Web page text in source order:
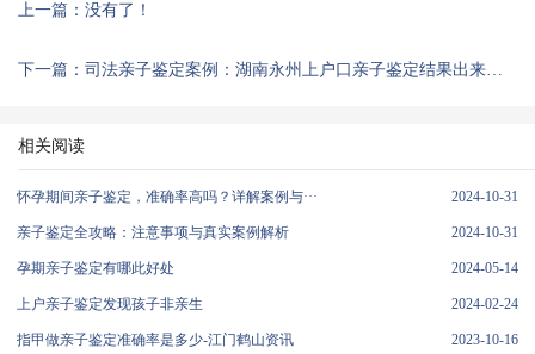
上一篇：没有了！
下一篇：司法亲子鉴定案例：湖南永州上户口亲子鉴定结果出来孩子竟不是亲生
相关阅读
怀孕期间亲子鉴定，准确率高吗？详解案例与··· 2024-10-31
亲子鉴定全攻略：注意事项与真实案例解析 2024-10-31
孕期亲子鉴定有哪此好处 2024-05-14
上户亲子鉴定发现孩子非亲生 2024-02-24
指甲做亲子鉴定准确率是多少-江门鹤山资讯 2023-10-16